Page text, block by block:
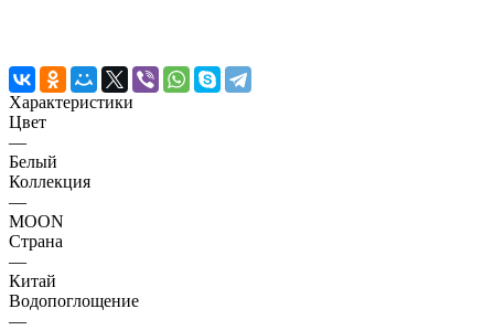
Характеристики
Цвет
—
Белый
Коллекция
—
MOON
Страна
—
Китай
Водопоглощение
—